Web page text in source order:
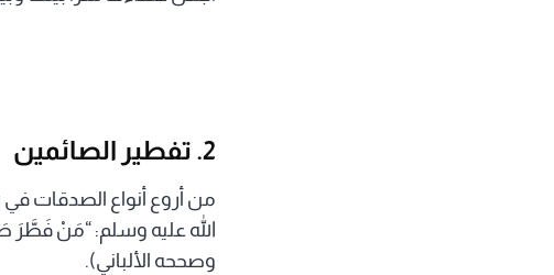
2. تفطير الصائمين
من أروع أنواع الصدقات
الله عليه وسلم: “مَنْ فَطَّرَ
وصححه الألباني).